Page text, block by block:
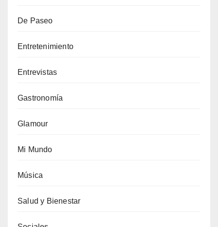
De Paseo
Entretenimiento
Entrevistas
Gastronomía
Glamour
Mi Mundo
Música
Salud y Bienestar